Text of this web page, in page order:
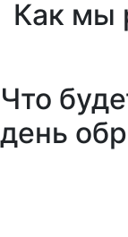
Как мы
Что
день